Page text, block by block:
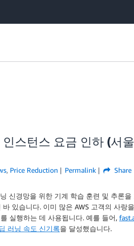
스턴스 요금 인하 (서
, Price Reduction Permalink Share
신경망을 위한 기계 학습 훈련 및 추론을
있습니다. 이미 많은 AWS 고객의 사랑
실행하는 데 사용됩니다. 예를 들어,
러닝 속도 신기록을 달성했습니다.